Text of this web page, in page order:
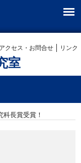
室
アクセス・お問合せ リンク
長賞受賞！